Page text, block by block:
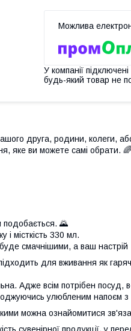
У компанії
будь-який товар не
друга, родини, колеги,
яке ви можете самі обрати. 🌈
подобається. 🌄
і місткість 330 мл.
смачнішими, а ваш
для вживання як
Адже всім потрібен посуд,
улюбленим напоєм з
можна ознайомитися
сувенірної продукції, у